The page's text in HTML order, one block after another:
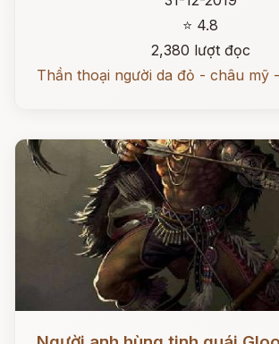
⭐ 4.8
2,380 lượt đọc
Thần thoại người da đỏ - châu mỹ